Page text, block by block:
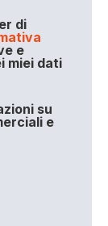
di
e
miei dati
su
e